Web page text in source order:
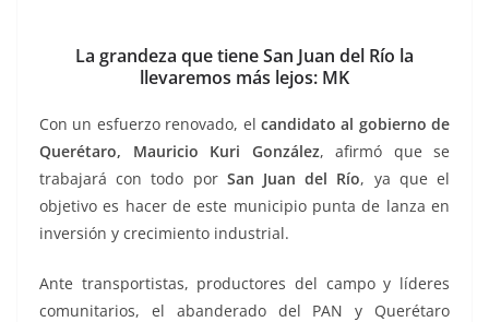
e
o
o
k
er l s
A
p
p
y
Li
n
k
gr
a
m
e
La grandeza que tiene San Juan del Río la
llevaremos más lejos: MK
Con un esfuerzo renovado, el candidato al gobierno de
Querétaro, Mauricio Kuri González, afirmó que se
trabajará con todo por San Juan del Río, ya que el
objetivo es hacer de este municipio punta de lanza en
inversión y crecimiento industrial.
Ante transportistas, productores del campo y líderes
comunitarios, el abanderado del PAN y Querétaro